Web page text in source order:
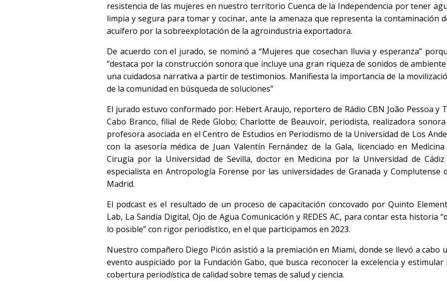
resistencia de las mujeres en nuestro territorio Cuenca de la Independencia por tener
limpia y segura para tomar y cocinar, ante la amenaza que representa la contaminación
acuífero por la sobreexplotación de la agroindustria exportadora.
De acuerdo con el jurado, se nominó a “Mujeres que cosechan lluvia y esperanza”
“destaca por la construcción sonora que incluye una gran riqueza de sonidos de
una cuidadosa narrativa a partir de testimonios. Manifiesta la importancia de la
de la comunidad en búsqueda de soluciones”
El jurado estuvo conformado por: Hebert Araujo, reportero de Rádio CBN João Pessoa y
Cabo Branco, filial de Rede Globo; Charlotte de Beauvoir, periodista, realizadora
profesora asociada en el Centro de Estudios en Periodismo de la Universidad de Los
con la asesoría médica de Juan Valentín Fernández de la Gala, licenciado en
Cirugía por la Universidad de Sevilla, doctor en Medicina por la Universidad de
especialista en Antropología Forense por las universidades de Granada y Complutense
Madrid.
El podcast es el resultado de un proceso de capacitación concovado por Quinto
Lab, La Sandía Digital, Ojo de Agua Comunicación y REDES AC, para contar esta historia
lo posible” con rigor periodístico, en el que participamos en 2023.
Nuestro compañero Diego Picón asistió a la premiación en Miami, donde se llevó a cabo
evento auspiciado por la Fundación Gabo, que busca reconocer la excelencia y estimular
cobertura periodística de calidad sobre temas de salud y ciencia.